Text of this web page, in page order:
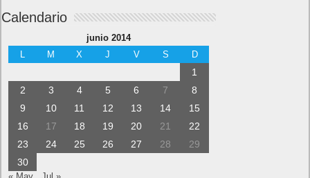
Calendario
junio 2014
L
M X J V S D
1
2
3 4 5 6 7
8
9
10 11 12 13 14
15
16
17 18 19 20 21
22
23
24 25 26 27 28
29
30